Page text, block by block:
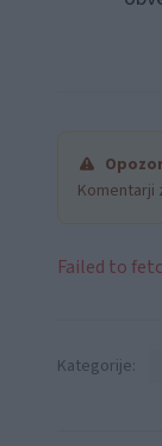
Komentarji
Failed to
Kategorije: